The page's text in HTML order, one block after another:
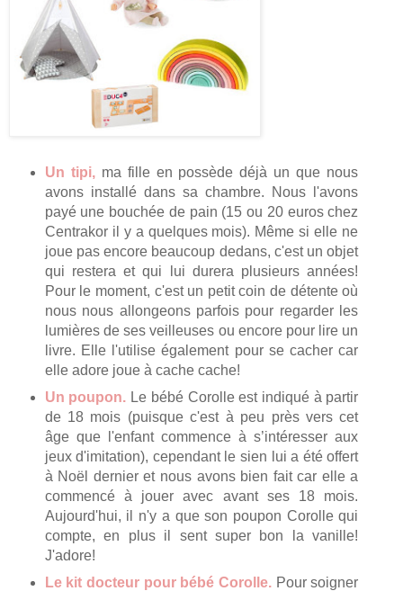
Un tipi,ma fille en possède déjà un que nous
avons installé dans sa chambre. Nous l'avons
payé une bouchée de pain (15 ou 20 euros chez
Centrakor il y a quelques mois). Même si elle ne
joue pas encore beaucoup dedans, c'est un objet
qui restera et qui lui durera plusieurs années!
Pour le moment, c'est un petit coin de détente où
nous nous allongeons parfois pour regarder les
lumières de ses veilleuses ou encore pour lire un
livre. Elle l'utilise également pour se cacher car
elle adore joue à cache cache!
Un poupon. Le bébé Corolle est indiqué à partir
de 18 mois (puisque c'est à peu près vers cet
âge que l'enfant commence à s’intéresser aux
jeux d'imitation), cependant le sien lui a été offert
à Noël dernier et nous avons bien fait car elle a
commencé à jouer avec avant ses 18 mois.
Aujourd'hui, il n'y a que son poupon Corolle qui
compte, en plus il sent super bon la vanille!
J'adore!
Le kit docteur pour bébé Corolle. Pour soigner